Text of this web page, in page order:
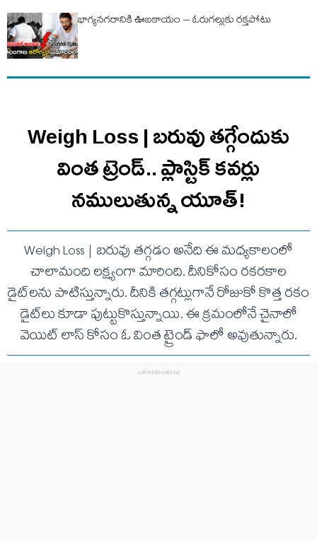
భాగ్యనగరానికి ఊబకాయం – ఓరుగల్లుకు రక్తపోటు
Weigh Loss | బరువు తగ్గేందుకు
వింత ట్రెండ్.. ప్లాస్టిక్ కవర్లు
నములుతున్న యూత్!
Weigh Loss | బరువు తగ్గడం అనేది ఈ మధ్యకాలంలో
చాలామంది లక్ష్యంగా మారింది. దీనికోసం రకరకాల
డైట్‌లను పాటిస్తున్నారు. దీనికి తగ్గట్లుగానే రోజుకో కొత్త రకం
డైట్‌లు కూడా పుట్టుకొస్తున్నాయి. ఈ క్రమంలోనే చైనాలో
వెయిట్ లాస్‌ కోసం ఓ వింత ట్రైండ్ ఫాలో అవుతున్నారు.